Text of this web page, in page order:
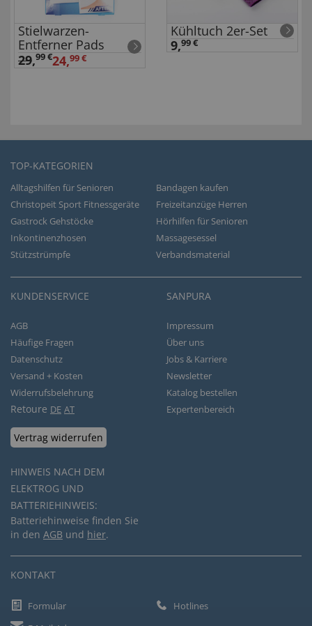
Stielwarzen-
Entferner Pads
29,99 €24,99 €
Kühltuch 2er-Set
9,99 €
TOP-KATEGORIEN
Alltagshilfen für Senioren
Bandagen kaufen
Christopeit Sport Fitnessgeräte
Freizeitanzüge Herren
Gastrock Gehstöcke
Hörhilfen für Senioren
Inkontinenzhosen
Massagesessel
Stützstrümpfe
Verbandsmaterial
KUNDENSERVICE
AGB
Häufige Fragen
Datenschutz
Versand + Kosten
Widerrufsbelehrung
Retoure DE AT
Vertrag widerrufen
HINWEIS NACH DEM
ELEKTROG UND
BATTERIEHINWEIS:
Batteriehinweise finden Sie
in den AGB und hier.
SANPURA
Impressum
Über uns
Jobs & Karriere
Newsletter
Katalog bestellen
Expertenbereich
KONTAKT
Formular
Hotlines